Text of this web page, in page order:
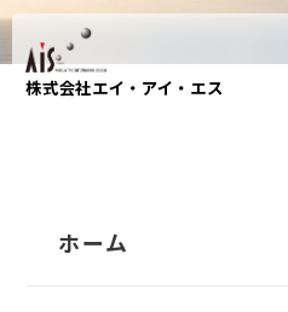
株式会社エイ・アイ・エス
ホーム